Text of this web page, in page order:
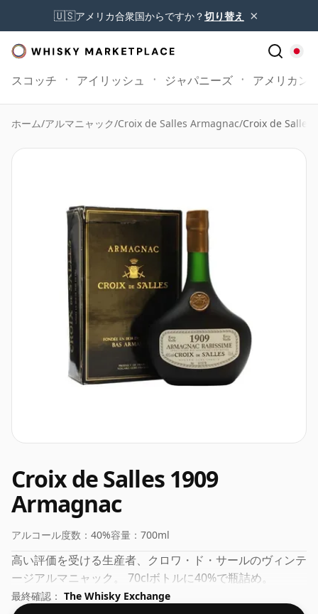
🇺🇸アメリカ合衆国からですか？切り替え ×
スコッチ アイリッシュ ジャパニーズ アメリカン
ホーム/アルマニャック/Croix de Salles Armagnac/Croix de Salles
Croix de Salles 1909
Armagnac
アルコール度数： 40%容量： 700ml
高い評価を受ける生産者、クロワ・ド・サールのヴィンテ
ージアルマニャック。 70clボトルに40%で瓶詰め。
最終確認： The Whisky Exchange